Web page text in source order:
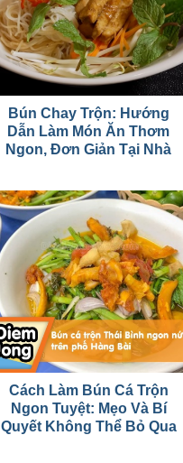
Bún Chay Trộn: Hướng
Dẫn Làm Món Ăn Thơm
Ngon, Đơn Giản Tại Nhà
Cách Làm Bún Cá Trộn
Ngon Tuyệt: Mẹo Và Bí
Quyết Không Thể Bỏ Qua